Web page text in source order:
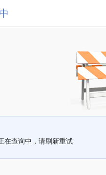
在查询中，请刷新重试